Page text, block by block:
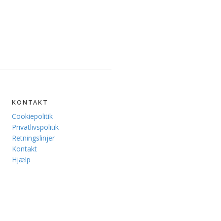
KONTAKT
Cookiepolitik
Privatlivspolitik
Retningslinjer
Kontakt
Hjælp